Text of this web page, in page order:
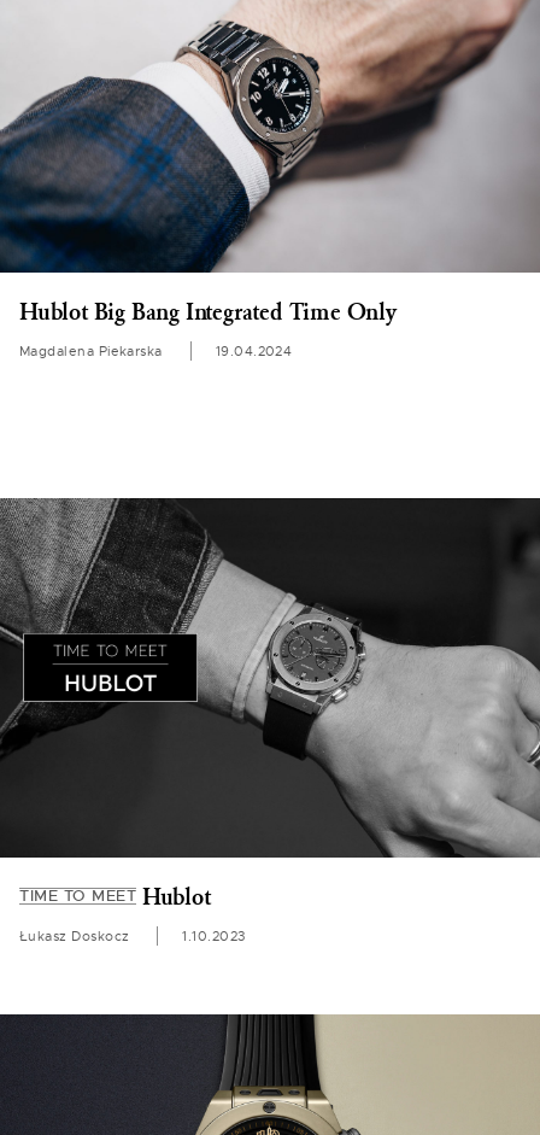
Hublot Big Bang Integrated Time Only
Magdalena Piekarska 19.04.2024
TIME TO MEET Hublot
Łukasz Doskocz 1.10.2023